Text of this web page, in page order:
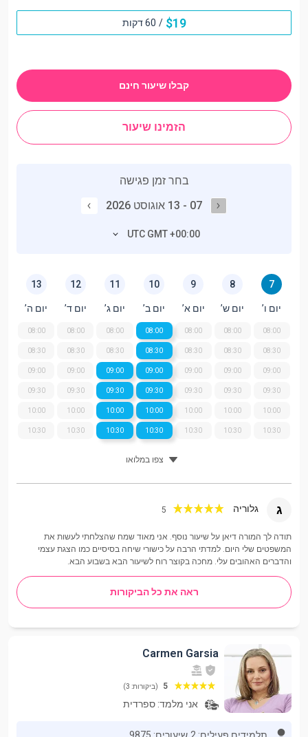
19
$
/ 60 דקות
קבלו שיעור חינם
הזמינו שיעור
בחר זמן פגישה
07 - 13 אוגוסט 2026
UTC GMT +00:00
7
יום ו’
08:00
08:30
09:00
09:30
10:00
10:30
8
יום ש’
08:00
08:30
09:00
09:30
10:00
10:30
9
יום א’
08:00
08:30
09:00
09:30
10:00
10:30
10
יום ב’
08:00
08:30
09:00
09:30
10:00
10:30
11
יום ג’
08:00
08:30
09:00
09:30
10:00
10:30
12
יום ד’
08:00
08:30
09:00
09:30
10:00
10:30
13
יום ה’
08:00
08:30
09:00
09:30
10:00
10:30
צפו במלואו
ג גלוריה 5
תודה לך המורה דיאן על שיעור נוסף. אני מאוד שמח שהצלחתי לעשות את
המשפטים שלי היום. למדתי הרבה על כישורי שיחה בסיסיים כמו הצגת עצמי
והדברים האהובים עלי. מחכה בקוצר רוח לשיעור הבא בשבוע הבא.
ראה את כל הביקורות
Carmen Garsia
5 (ביקורות: 3)
אני מלמד: ספרדית